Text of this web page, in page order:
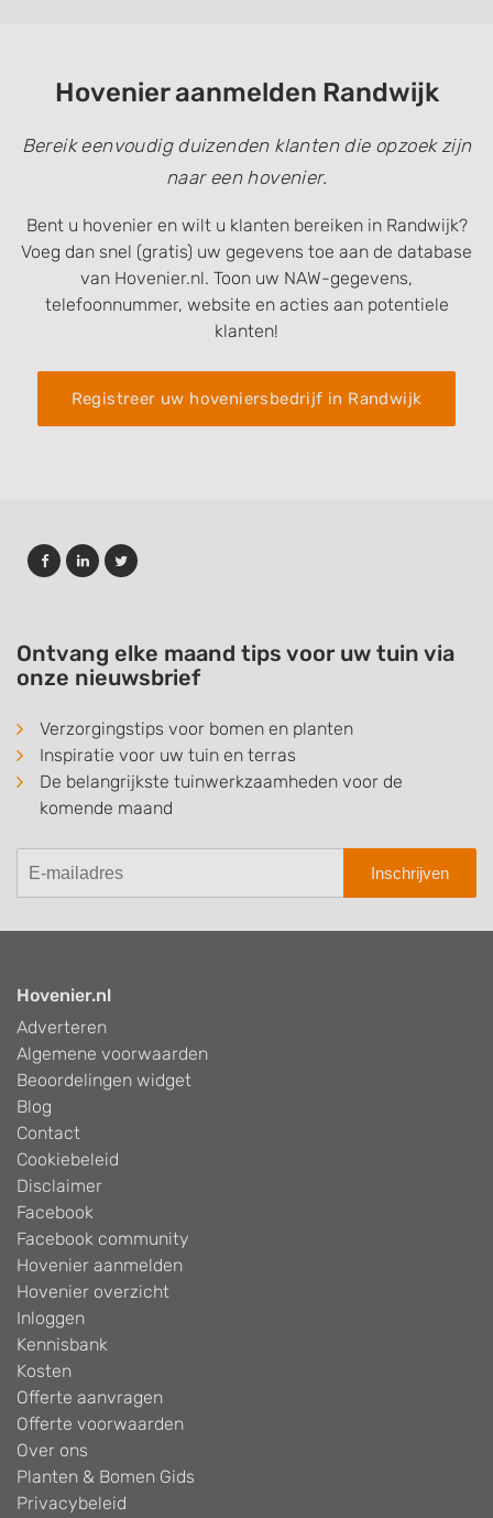
Hovenier aanmelden Randwijk
Bereik eenvoudig duizenden klanten die opzoek zijn
naar een hovenier.
Bent u hovenier en wilt u klanten bereiken in Randwijk?
Voeg dan snel (gratis) uw gegevens toe aan de database
van Hovenier.nl. Toon uw NAW-gegevens,
telefoonnummer, website en acties aan potentiele
klanten!
Registreer uw hoveniersbedrijf in Randwijk
Ontvang elke maand tips voor uw tuin via
onze nieuwsbrief
Verzorgingstips voor bomen en planten
Inspiratie voor uw tuin en terras
De belangrijkste tuinwerkzaamheden voor de
komende maand
Inschrijven
Hovenier.nl
Adverteren
Algemene voorwaarden
Beoordelingen widget
Blog
Contact
Cookiebeleid
Disclaimer
Facebook
Facebook community
Hovenier aanmelden
Hovenier overzicht
Inloggen
Kennisbank
Kosten
Offerte aanvragen
Offerte voorwaarden
Over ons
Planten & Bomen Gids
Privacybeleid